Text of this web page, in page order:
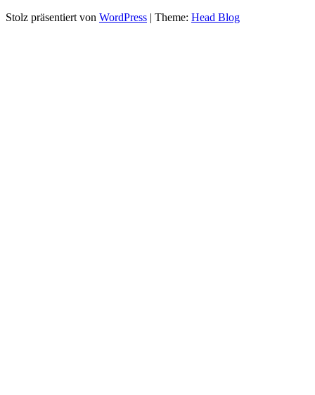
Stolz präsentiert von WordPress | Theme: Head Blog